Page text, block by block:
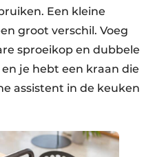
Een kleine
groot verschil. Voeg
sproeikop en dubbele
je hebt een kraan die
assistent in de keuken